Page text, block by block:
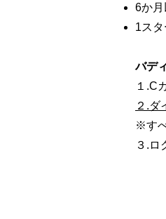
6か月
1ス
バデ
１.C
２.ダ
※す
３.ロ